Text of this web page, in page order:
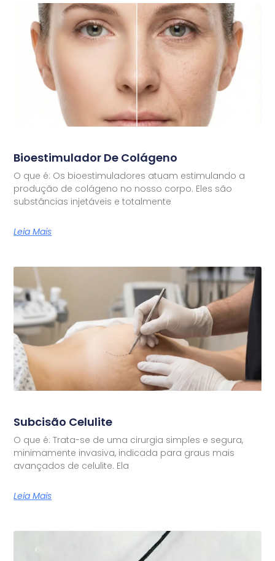
Bioestimulador De Colágeno
O que é: Os bioestimuladores atuam estimulando a
produção de colágeno no nosso corpo. Eles são
substâncias injetáveis e totalmente
Leia Mais
Subcisão Celulite
O que é: Trata-se de uma cirurgia simples e segura,
minimamente invasiva, indicada para graus mais
avançados de celulite. Ela
Leia Mais